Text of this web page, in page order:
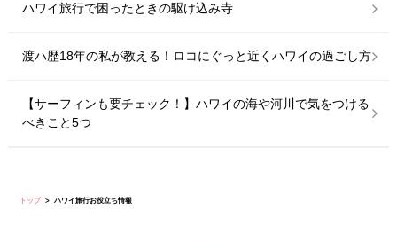
ハワイ旅行で困ったときの駆け込み寺
渡ハ歴18年の私が教える！ロコにぐっと近くハワイの過ごし方
【サーフィンも要チェック！】ハワイの海や河川で気をつける
べきこと5つ
トップ ハワイ旅行お役立ち情報